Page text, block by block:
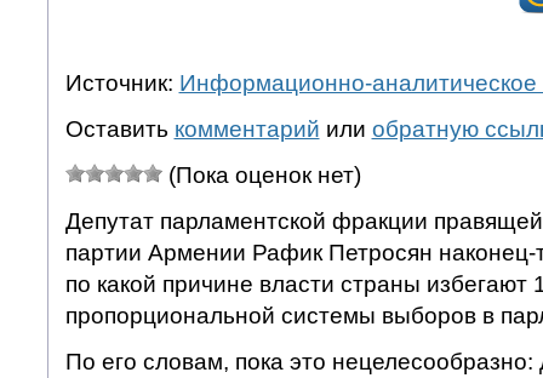
Источник: Информационно-аналитическое
Оставить комментарий или обратную
(Пока оценок нет)
Депутат парламентской фракции
партии Армении Рафик Петросян наконец-
по какой причине власти страны избегают
пропорциональной системы выборов в
По его словам, пока это нецелесообразно: